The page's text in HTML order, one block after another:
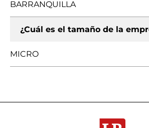
BARRANQUILLA
¿Cuál es el tamaño de la
MICRO